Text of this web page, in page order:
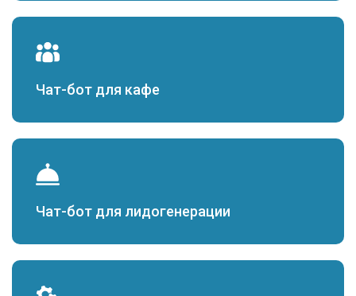
Чат-бот для кафе
Чат-бот для лидогенерации